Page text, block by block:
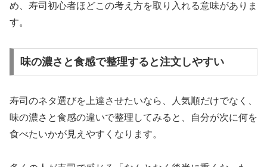
め、寿司初心者ほどこの考え方を取り入れる意味がありま
す。
味の濃さと食感で整理すると注文しやすい
寿司のネタ選びを上達させたいなら、人気順だけでなく、
味の濃さと食感の違いで整理してみると、自分が次に何を
食べたいかが見えやすくなります。